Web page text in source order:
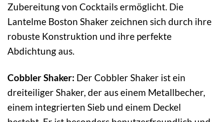
Zubereitung von Cocktails ermöglicht. Die
Lantelme Boston Shaker zeichnen sich durch ihre
robuste Konstruktion und ihre perfekte
Abdichtung aus.
Cobbler Shaker: Der Cobbler Shaker ist ein
dreiteiliger Shaker, der aus einem Metallbecher,
einem integrierten Sieb und einem Deckel